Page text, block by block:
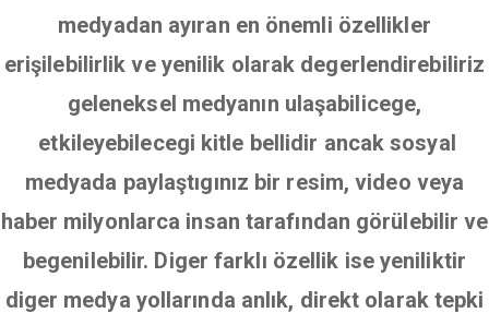
medyadan ayıran en önemli özellikler
erişilebilirlik ve yenilik olarak degerlendirebiliriz
geleneksel medyanın ulaşabilicege,
etkileyebilecegi kitle bellidir ancak sosyal
medyada paylaştıgınız bir resim, video veya
haber milyonlarca insan tarafından görülebilir ve
begenilebilir. Diger farklı özellik ise yeniliktir
diger medya yollarında anlık, direkt olarak tepki